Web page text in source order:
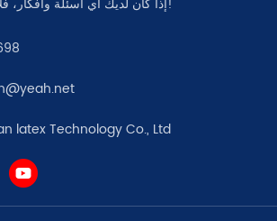
latex Technology Co., Ltd